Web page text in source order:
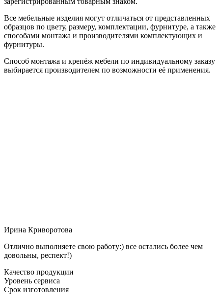
Все мебельные изделия могут отличаться от представленных
образцов по цвету, размеру, комплектации, фурнитуре, а также
способами монтажа и производителями комплектующих и
фурнитуры.
Способ монтажа и крепёж мебели по индивидуальному заказу
выбирается производителем по возможности её применения.
Ирина Криворотова
Отлично выполняете свою работу:) все остались более чем
довольны, респект!)
Качество продукции
Уровень сервиса
Срок изготовления